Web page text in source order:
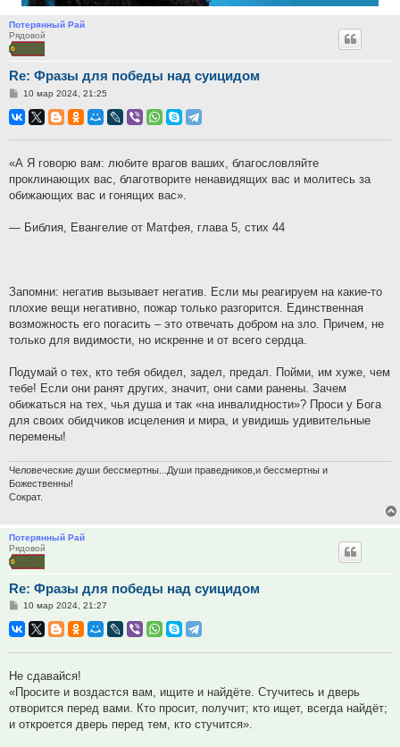
Потерянный Рай
Рядовой
Re: Фразы для победы над суицидом
Сообщение
10 мар 2024, 21:25
«А Я говорю вам: любите врагов ваших, благословляйте
проклинающих вас, благотворите ненавидящих вас и молитесь за
обижающих вас и гонящих вас».
— Библия, Евангелие от Матфея, глава 5, стих 44
Запомни: негатив вызывает негатив. Если мы реагируем на какие-то
плохие вещи негативно, пожар только разгорится. Единственная
возможность его погасить – это отвечать добром на зло. Причем, не
только для видимости, но искренне и от всего сердца.
Подумай о тех, кто тебя обидел, задел, предал. Пойми, им хуже, чем
тебе! Если они ранят других, значит, они сами ранены. Зачем
обижаться на тех, чья душа и так «на инвалидности»? Проси у Бога
для своих обидчиков исцеления и мира, и увидишь удивительные
перемены!
Человеческие души бессмертны...Души праведников,и бессмертны и
Божественны!
Сократ.
Потерянный Рай
Рядовой
Re: Фразы для победы над суицидом
Сообщение
10 мар 2024, 21:27
Не сдавайся!
«Просите и воздастся вам, ищите и найдёте. Стучитесь и дверь
отворится перед вами. Кто просит, получит; кто ищет, всегда найдёт;
и откроется дверь перед тем, кто стучится».